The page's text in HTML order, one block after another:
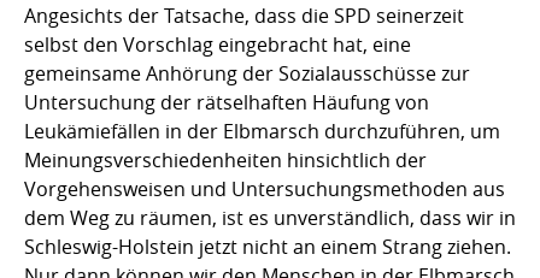
Angesichts der Tatsache, dass die SPD seinerzeit
selbst den Vorschlag eingebracht hat, eine
gemeinsame Anhörung der Sozialausschüsse zur
Untersuchung der rätselhaften Häufung von
Leukämiefällen in der Elbmarsch durchzuführen, um
Meinungsverschiedenheiten hinsichtlich der
Vorgehensweisen und Untersuchungsmethoden aus
dem Weg zu räumen, ist es unverständlich, dass wir in
Schleswig-Holstein jetzt nicht an einem Strang ziehen.